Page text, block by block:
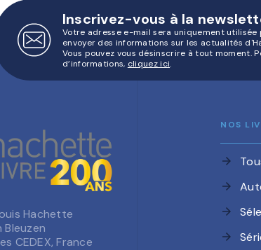
Inscrivez-vous à la
Votre adresse e-mail sera uniquement utilisée
envoyer des informations sur les actualités
Vous pouvez vous désinscrire à tout moment.
d’informations, cliquez ici.
Hachette
Bleuzen
CEDEX, France
NOS
arrow_forward
arrow_forward
arrow_forward
arrow_forward